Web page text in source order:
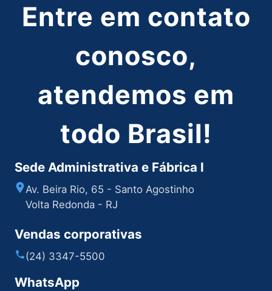
Entre em contato
conosco,
atendemos em
todo Brasil!
Sede Administrativa e Fábrica I
Av. Beira Rio, 65 - Santo Agostinho
Volta Redonda - RJ
Vendas corporativas
(24) 3347-5500
WhatsApp